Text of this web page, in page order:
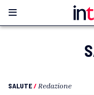
SALUTE/ Redazione